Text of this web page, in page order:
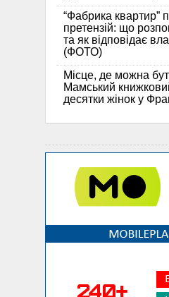
“Фабрика квартир”
претензій: що
та як відповідає
(ФОТО)
Місце, де можна
Мамський
десятки жінок у